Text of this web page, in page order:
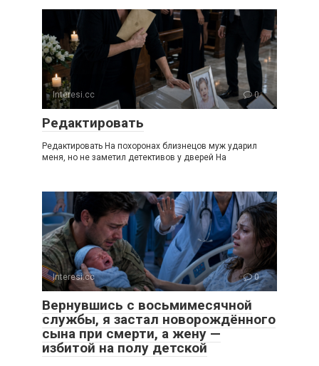
Interesi.cc 0
Редактировать
Редактировать На похоронах близнецов муж ударил
меня, но не заметил детективов у дверей На
Interesi.cc 0
Вернувшись с восьмимесячной
службы, я застал новорождённого
сына при смерти, а жену —
избитой на полу детской